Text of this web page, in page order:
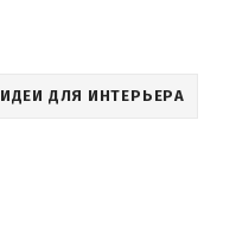
ИДЕИ ДЛЯ ИНТЕРЬЕРА